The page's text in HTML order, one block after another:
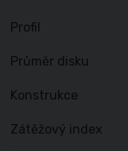
Profil
Průměr disku
Konstrukce
Zátěžový index